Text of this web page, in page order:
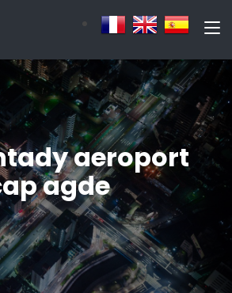
aeroport
agde